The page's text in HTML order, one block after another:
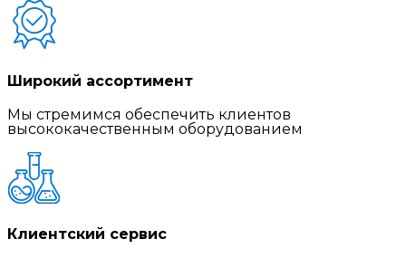
Широкий ассортимент
Мы стремимся обеспечить клиентов
высококачественным оборудованием
Клиентский сервис